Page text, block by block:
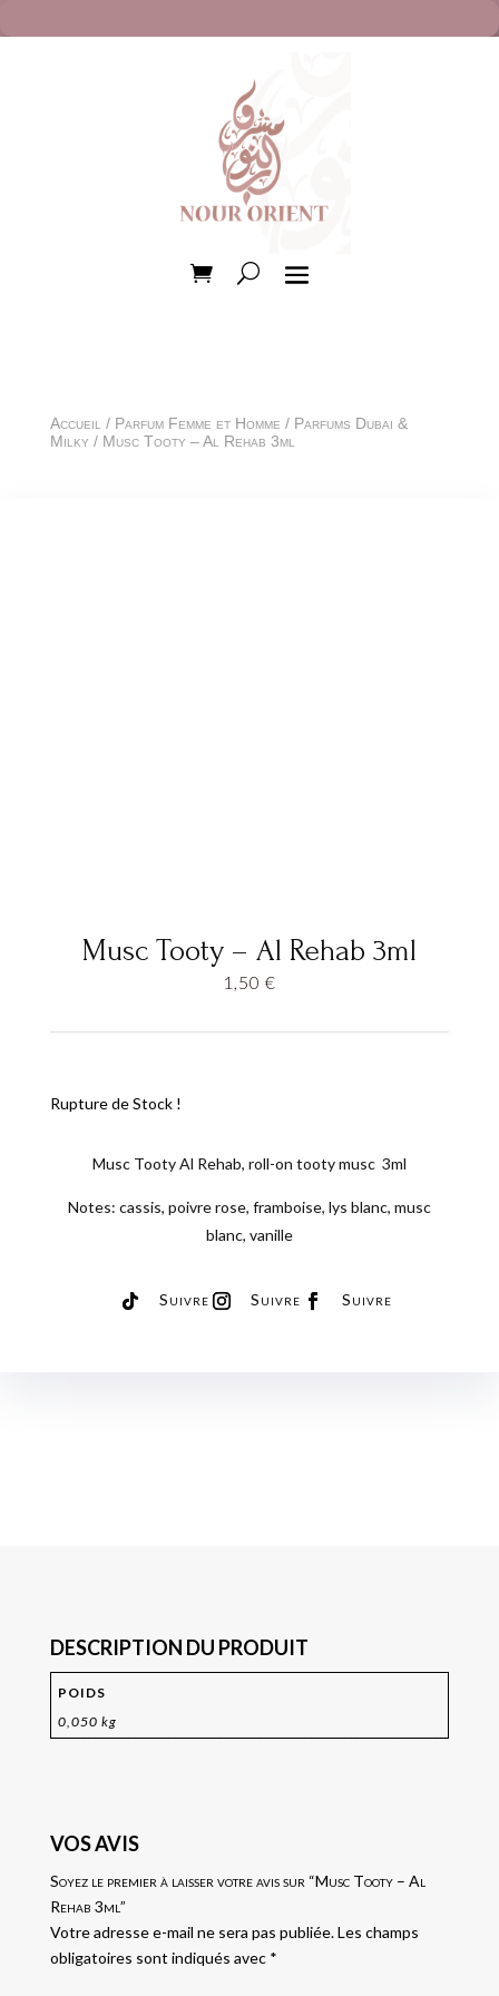
Accueil / Parfum Femme et Homme / Parfums Dubai &
Milky / Musc Tooty – Al Rehab 3ml
Musc Tooty – Al Rehab 3ml
1,50 €
Rupture de Stock !
Musc Tooty Al Rehab, roll-on tooty musc 3ml
Notes: cassis, poivre rose, framboise, lys blanc, musc
blanc, vanille
Suivre Suivre Suivre
DESCRIPTION DU PRODUIT
POIDS
0,050 kg
VOS AVIS
Soyez le premier à laisser votre avis sur “Musc Tooty – Al
Rehab 3ml”
Votre adresse e-mail ne sera pas publiée.Les champs
obligatoires sont indiqués avec *